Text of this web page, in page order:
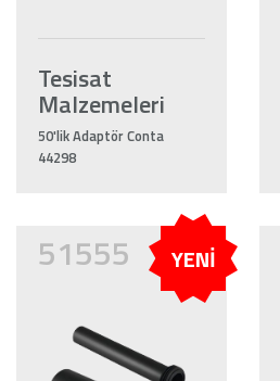
Tesisat
Malzemeleri
50'lik Adaptör Conta
44298
51555 YENİ